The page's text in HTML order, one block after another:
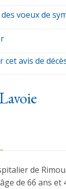
voeux de
cet avis de
de
de 66 ans et